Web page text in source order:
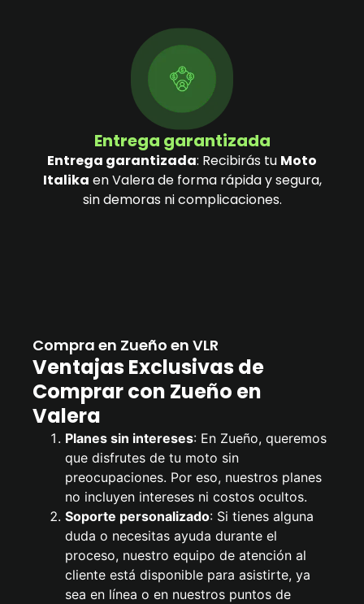
Entrega garantizada
Entrega garantizada: Recibirás tu Moto
Italika en Valera de forma rápida y segura,
sin demoras ni complicaciones.
Compra en Zueño en VLR
Ventajas Exclusivas de
Comprar con Zueño en
Valera
Planes sin intereses: En Zueño, queremos
que disfrutes de tu moto sin
preocupaciones. Por eso, nuestros planes
no incluyen intereses ni costos ocultos.
Soporte personalizado: Si tienes alguna
duda o necesitas ayuda durante el
proceso, nuestro equipo de atención al
cliente está disponible para asistirte, ya
sea en línea o en nuestros puntos de